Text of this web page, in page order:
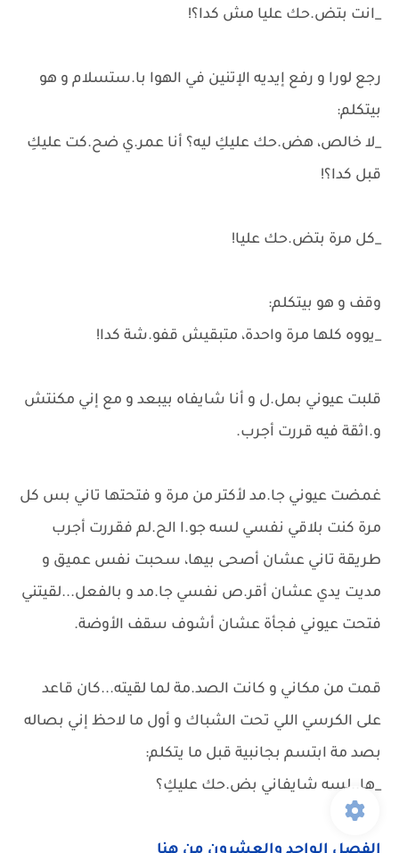
_انت بتض.حك عليا مش كدا؟!
رجع لورا و رفع إيديه الإتنين في الهوا با.ستسلام و هو
بيتكلم:
_لا خالص، هض.حك عليكِ ليه؟ أنا عمر.ي ضح.كت عليكِ
قبل كدا؟!
_كل مرة بتض.حك عليا!
وقف و هو بيتكلم:
_يووه كلها مرة واحدة، متبقيش قفو.شة كدا!
قلبت عيوني بمل.ل و أنا شايفاه بيبعد و مع إني مكنتش
و.اثقة فيه قررت أجرب.
غمضت عيوني جا.مد لأكتر من مرة و فتحتها تاني بس كل
مرة كنت بلاقي نفسي لسه جو.ا الح.لم فقررت أجرب
طريقة تاني عشان أصحى بيها، سحبت نفس عميق و
مديت يدي عشان أقر.ص نفسي جا.مد و بالفعل...لقيتني
فتحت عيوني فجأة عشان أشوف سقف الأوضة.
قمت من مكاني و كانت الصد.مة لما لقيته...كان قاعد
على الكرسي اللي تحت الشباك و أول ما لاحظ إني بصاله
بصد مة ابتسم بجانبية قبل ما يتكلم:
_ها..لسه شايفاني بض.حك عليكِ؟